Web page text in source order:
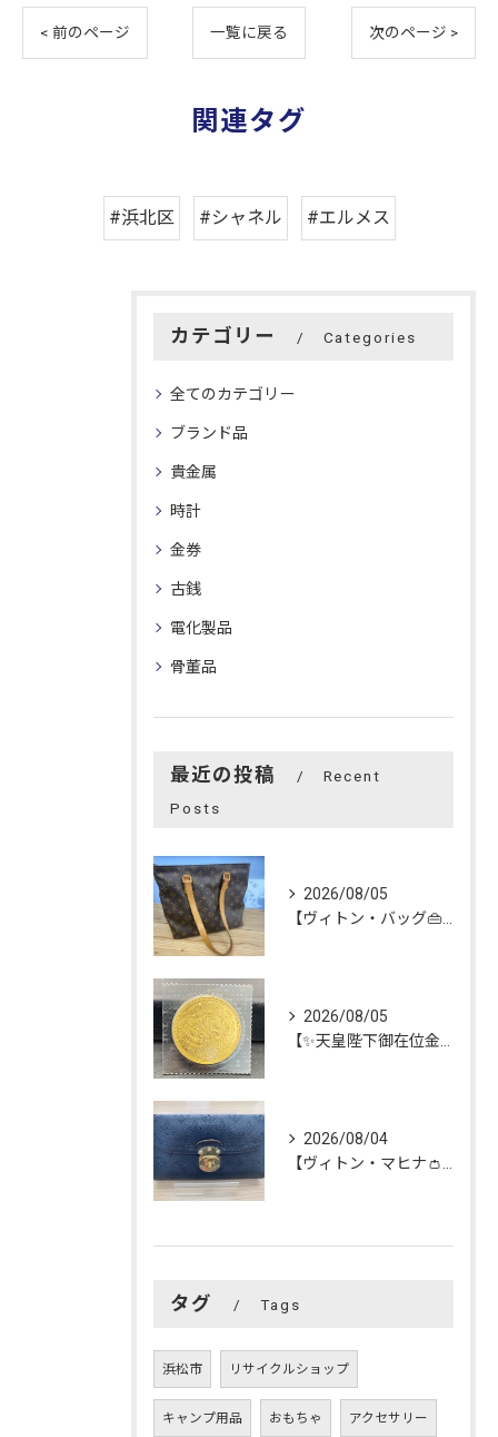
< 前のページ 一覧に戻る 次のページ >
関連タグ
#浜北区 #シャネル #エルメス
カテゴリー Categories
全てのカテゴリー
ブランド品
貴金属
時計
金券
古銭
電化製品
骨董品
最近の投稿
Recent
Posts
2026/08/05
2026/08/05
2026/08/04
タグ Tags
浜松市 リサイクルショップ
キャンプ用品 おもちゃ アクセサリー